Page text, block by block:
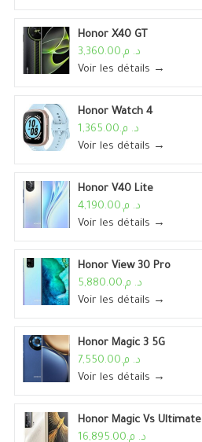
Honor X40 GT
د. م.3,360.00
Voir les détails →
Honor Watch 4
د. م.1,365.00
Voir les détails →
Honor V40 Lite
د. م.4,190.00
Voir les détails →
Honor View 30 Pro
د. م.5,880.00
Voir les détails →
Honor Magic 3 5G
د. م.7,550.00
Voir les détails →
Honor Magic Vs Ultimate
د. م.16,895.00